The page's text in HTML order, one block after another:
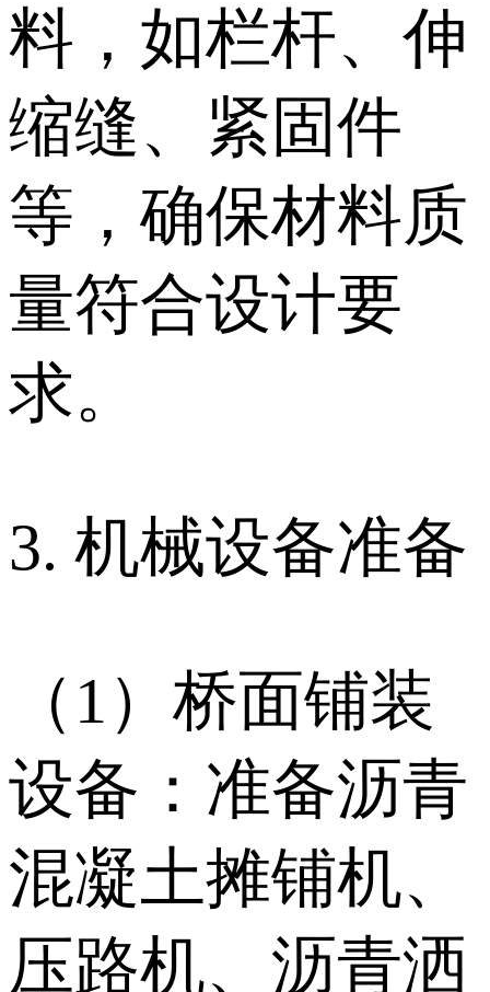
料，如栏杆、伸
缩缝、紧固件
等，确保材料质
量符合设计要
求。
3. 机械设备准备
（1）桥面铺装
设备：准备沥青
混凝土摊铺机、
压路机、沥青洒